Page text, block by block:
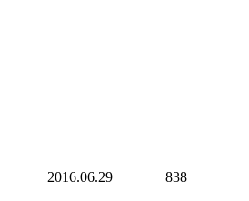
2016.06.29 838